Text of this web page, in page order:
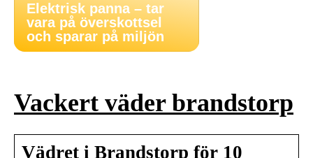
Elektrisk panna – tar
vara på överskottsel
och sparar på miljön
Vackert väder brandstorp
Vädret i Brandstorp för 10